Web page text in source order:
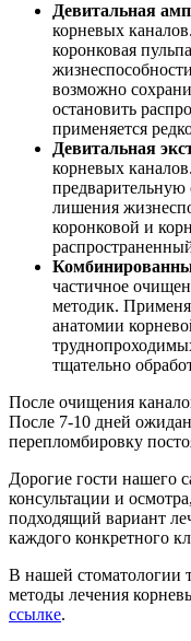
Девитальная
корневых
коронковая
возможно
остановить
применяется
Девитальная
корневых
предварительную
лишения
коронковой и
частичное
методик.
анатомии
тщательно
После очищения
После 7-10 дней
перепломбировку
Дорогие гости нашего
консультации и
подходящий вариант
каждого конкретного
В нашей стоматологии
методы лечения
ссылке.